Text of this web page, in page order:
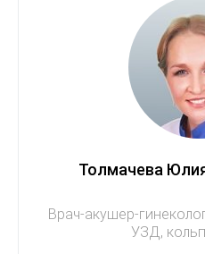
Толмачева
Врач-акушер-
УЗД,